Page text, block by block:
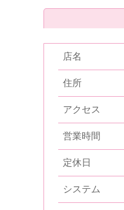
店名
住所
アクセス
営業時間
定休日
システム